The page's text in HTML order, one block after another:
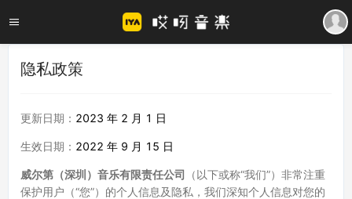
隐私政策
更新日期： 2023 年 2 月 1 日
生效日期： 2022 年 9 月 15 日
威尔第（深圳）音乐有限责任公司
（以下或称“我们”）非常注重
保护用户（“您”）的个人信息及隐私，我们深知个人信息对您的